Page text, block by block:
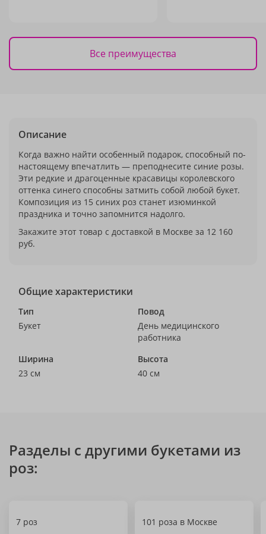
Все преимущества
Описание
Когда важно найти особенный подарок, способный по-
настоящему впечатлить — преподнесите синие розы.
Эти редкие и драгоценные красавицы королевского
оттенка синего способны затмить собой любой букет.
Композиция из 15 синих роз станет изюминкой
праздника и точно запомнится надолго.
Закажите этот товар с доставкой в Москве за 12 160
руб.
Общие характеристики
Тип
Букет
Повод
День медицинского
работника
Ширина
23 см
Высота
40 см
Разделы с другими букетами из
роз:
7 роз 101 роза в Москве